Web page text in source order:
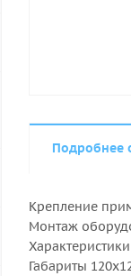
Подробнее
Крепление
Монтаж
Характеристики
Габариты